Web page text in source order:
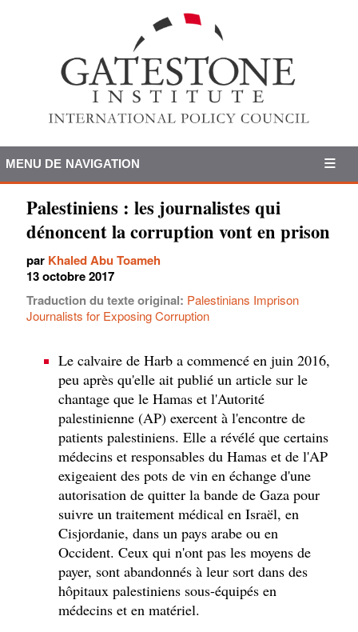
MENU DE NAVIGATION
Palestiniens : les journalistes qui
dénoncent la corruption vont en prison
par Khaled Abu Toameh
13 octobre 2017
Traduction du texte original: Palestinians Imprison
Journalists for Exposing Corruption
Le calvaire de Harb a commencé en juin 2016,
peu après qu'elle ait publié un article sur le
chantage que le Hamas et l'Autorité
palestinienne (AP) exercent à l'encontre de
patients palestiniens. Elle a révélé que certains
médecins et responsables du Hamas et de l'AP
exigeaient des pots de vin en échange d'une
autorisation de quitter la bande de Gaza pour
suivre un traitement médical en Israël, en
Cisjordanie, dans un pays arabe ou en
Occident. Ceux qui n'ont pas les moyens de
payer, sont abandonnés à leur sort dans des
hôpitaux palestiniens sous-équipés en
médecins et en matériel.